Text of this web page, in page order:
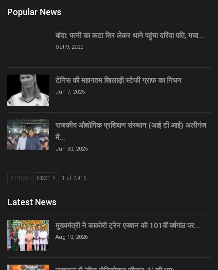
Popular News
बांदा: पत्नी का कटा सिर लेकर थाने पहुंचा दरिंदा पति, मचा…
Oct 9, 2020
टेनिस की महानतम खिलाड़ी स्टेफी ग्राफ का निधन
Jun 7, 2025
राजकीय औद्योगिक प्रशिक्षण संस्थान (आई टी आई) अलीगंज
में…
Jun 30, 2025
PREV NEXT 1 of 7,415
Latest News
मुख्यमंत्री ने काकोरी ट्रेन एक्शन की 101वीं वर्षगांठ पर…
Aug 10, 2026